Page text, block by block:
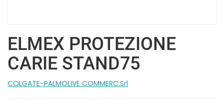
ELMEX PROTEZIONE
CARIE STAND75
COLGATE-PALMOLIVE COMMERC.Srl